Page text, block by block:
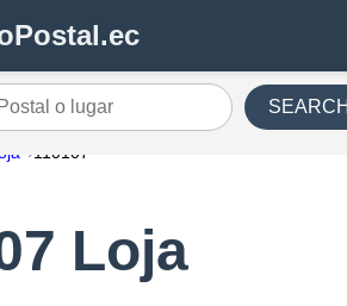
o lugar
110107
Loja